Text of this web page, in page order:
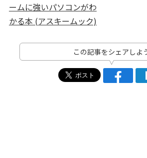
ームに強いパソコンがわ
かる本 (アスキームック)
この記事をシェアしよ